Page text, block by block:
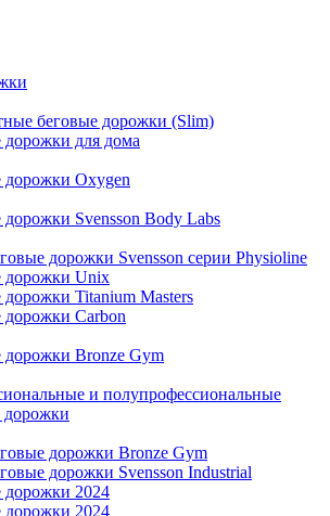
беговые дорожки (Slim)
дорожки для дома
дорожки Oxygen
дорожки Svensson Body Labs
дорожки Svensson серии Physioline
дорожки Unix
дорожки Titanium Masters
дорожки Carbon
дорожки Bronze Gym
и полупрофессиональные
дорожки
дорожки Bronze Gym
дорожки Svensson Industrial
дорожки 2024
дорожки 2024